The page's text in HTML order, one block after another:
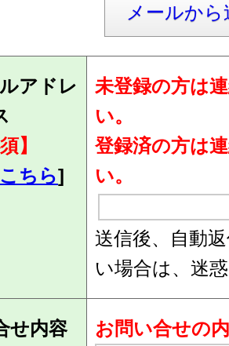
メールか
アドレ
】
こちら]
未登録の方は
い。
登録済の方は
い。
送信後、自動
い場合は、迷
せ内容
お問い合せの